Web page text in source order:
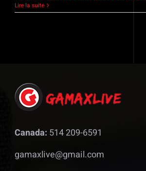
Lire la suite
Canada: 514 209-6591
gamaxlive@gmail.com